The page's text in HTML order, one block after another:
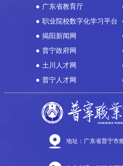
广东省教育厅
职业院校数字化学习平台
揭阳新闻网
普宁政府网
土川人才网
普宁人才网
地址：广东省普宁市